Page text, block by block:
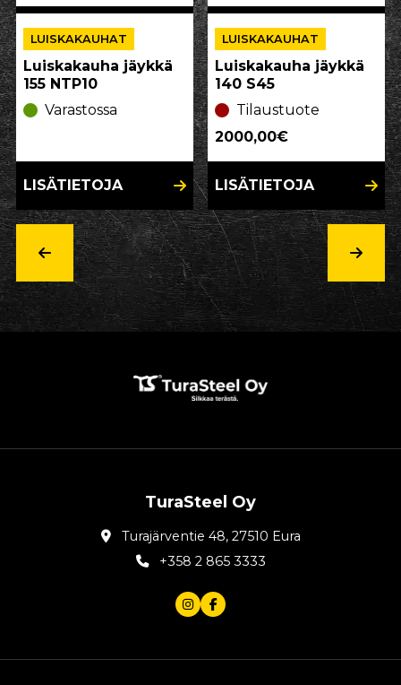
Luiskakauha jäykkä
155 NTP10
LUISKAKAUHAT
Varastossa
LISÄTIETOJA
Luiskakauha jäykkä
140 S45
LUISKAKAUHAT
Tilaustuote
2000,00€
LISÄTIETOJA
TuraSteel Oy
Turajärventie 48, 27510 Eura
+358 2 865 3333